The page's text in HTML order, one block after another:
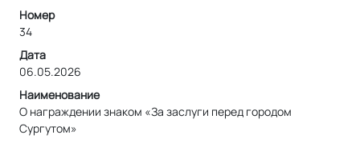
Номер
34
Дата
06.05.2026
Наименование
О награждении знаком «За заслуги перед городом
Сургутом»